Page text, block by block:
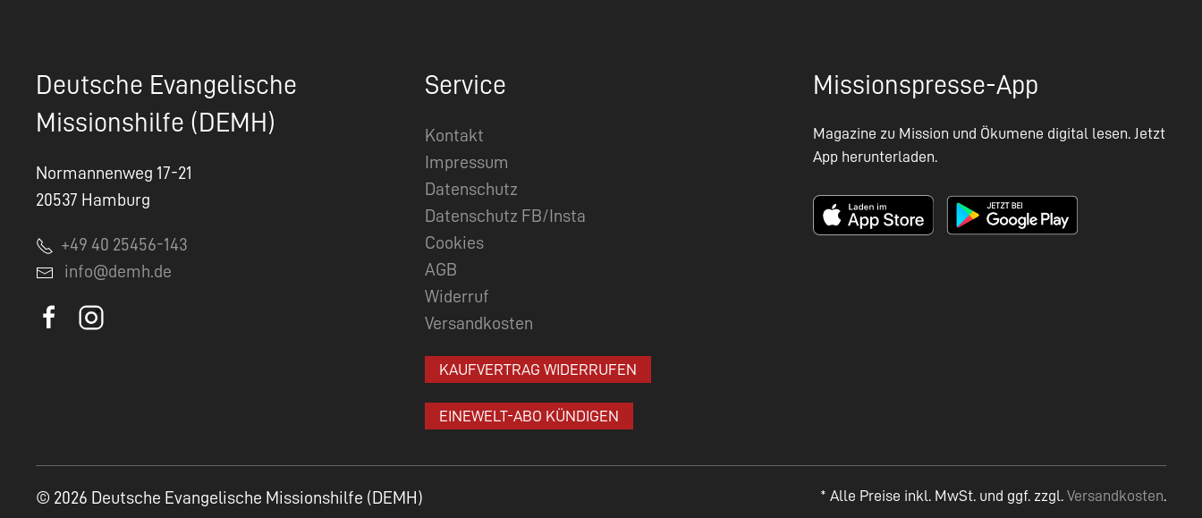
Deutsche Evangelische
Missionshilfe (DEMH)
Normannenweg 17-21
20537 Hamburg
+49 40 25456-143
info@demh.de
Service
Kontakt
Impressum
Datenschutz
Datenschutz FB/Insta
Cookies
AGB
Widerruf
Versandkosten
KAUFVERTRAG WIDERRUFEN
EINEWELT-ABO KÜNDIGEN
Missionspresse-App
Magazine zu Mission und Ökumene digital lesen. Jetzt
App herunterladen.
* Alle Preise inkl. MwSt. und ggf. zzgl. Versandkosten.
© 2026 Deutsche Evangelische Missionshilfe (DEMH)